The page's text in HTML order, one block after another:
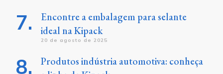
Encontre a embalagem para selante
ideal na Kipack
20 de agosto de 2025
Produtos indústria automotiva: conheça